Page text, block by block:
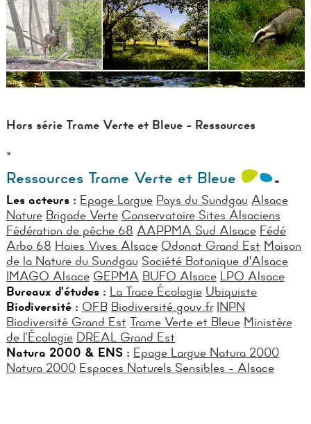
Hors série Trame Verte et Bleue - Ressources
×
Ressources Trame Verte et Bleue
Les acteurs : Epage Largue Pays du Sundgau Alsace
Nature Brigade Verte Conservatoire Sites Alsaciens
Fédération de pêche 68 AAPPMA Sud Alsace Fédé
Arbo 68 Haies Vives Alsace Odonat Grand Est Maison
de la Nature du Sundgau Société Botanique d'Alsace
IMAGO Alsace GEPMA BUFO Alsace LPO Alsace
Bureaux d’études : La Trace Écologie Ubiquiste
Biodiversité : OFB Biodiversité.gouv.fr INPN
Biodiversité Grand Est Trame Verte et Bleue Ministère
de l’Écologie DREAL Grand Est
Natura 2000 & ENS : Epage Largue Natura 2000
Natura 2000 Espaces Naturels Sensibles - Alsace